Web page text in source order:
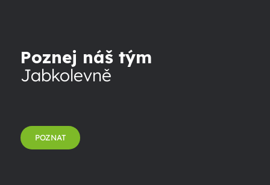
Poznej náš tým
Jabkolevně
POZNAT